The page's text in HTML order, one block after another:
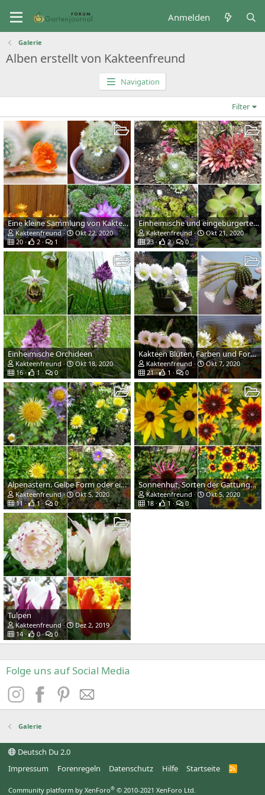
Anmelden
Galerie
Alben erstellt von Kakteenfreund
Navigation
Filter
Eine kleine Sammlung von Kakteen
Kakteenfreund
Okt 22, 2020
20
2 1
Einheimische und eingebürgerte Sukkulenten
Kakteenfreund
Okt 21, 2020
23
2 0
Einheimische Orchideen
Kakteenfreund
Okt 18, 2020
16
1 0
Kakteen Blüten, Farben und Formen
Kakteenfreund
Okt 7, 2020
21
1 0
Alpenastern. Gelbe Form oder eine Mutation?
Kakteenfreund
Okt 5, 2020
11
1 0
Sonnenhut, Sorten der Gattungen Rudbeckia und Echinacea
Kakteenfreund
Okt 5, 2020
18
1 0
Tulpen
Kakteenfreund
Dez 2, 2019
14
0 0
Folge uns auf Social Media
Galerie
Deutsch Du 2.0
Impressum
Forenregeln Datenschutz Hilfe Startseite
R
Community platform by XenForo® © 2010-2021 XenForo Ltd.